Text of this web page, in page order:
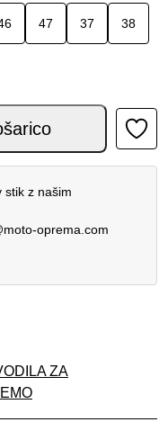
47 37 38
količina
stik z našim
oprema.com
ZA